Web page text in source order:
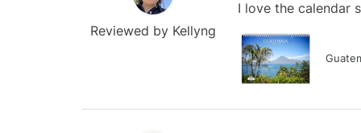
Reviewed by Kellyng
I love the calendar